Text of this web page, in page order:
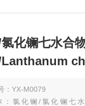
化镧七水合
Lanthanum
：YX-M0079
：氯化镧/氯化镧七